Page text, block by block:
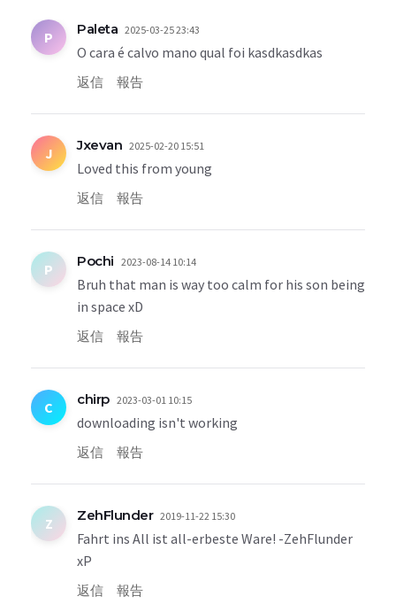
P Paleta 2025-03-25 23:43
O cara é calvo mano qual foi kasdkasdkas
返信 報告
J Jxevan 2025-02-20 15:51
Loved this from young
返信 報告
P Pochi 2023-08-14 10:14
Bruh that man is way too calm for his son being
in space xD
返信 報告
C chirp 2023-03-01 10:15
downloading isn't working
返信 報告
Z ZehFlunder 2019-11-22 15:30
Fahrt ins All ist all-erbeste Ware! -ZehFlunder
xP
返信 報告